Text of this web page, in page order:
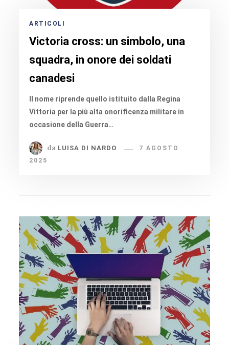
ARTICOLI
Victoria cross: un simbolo, una
squadra, in onore dei soldati
canadesi
Il nome riprende quello istituito dalla Regina
Vittoria per la più alta onorificenza militare in
occasione della Guerra…
da LUISA DI NARDO
7 AGOSTO
2025